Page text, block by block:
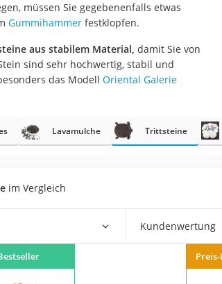
mit Elektrostart
Palmen
müssen Sie gegebenenfalls etwas
Gummihammerfestklopfen.
aus stabilem Material, damit Sie von
sind sehr hochwertig, stabil und
das Modell Oriental Galerie
Lavamulche Trittsteine
im Vergleich
Kundenwertung